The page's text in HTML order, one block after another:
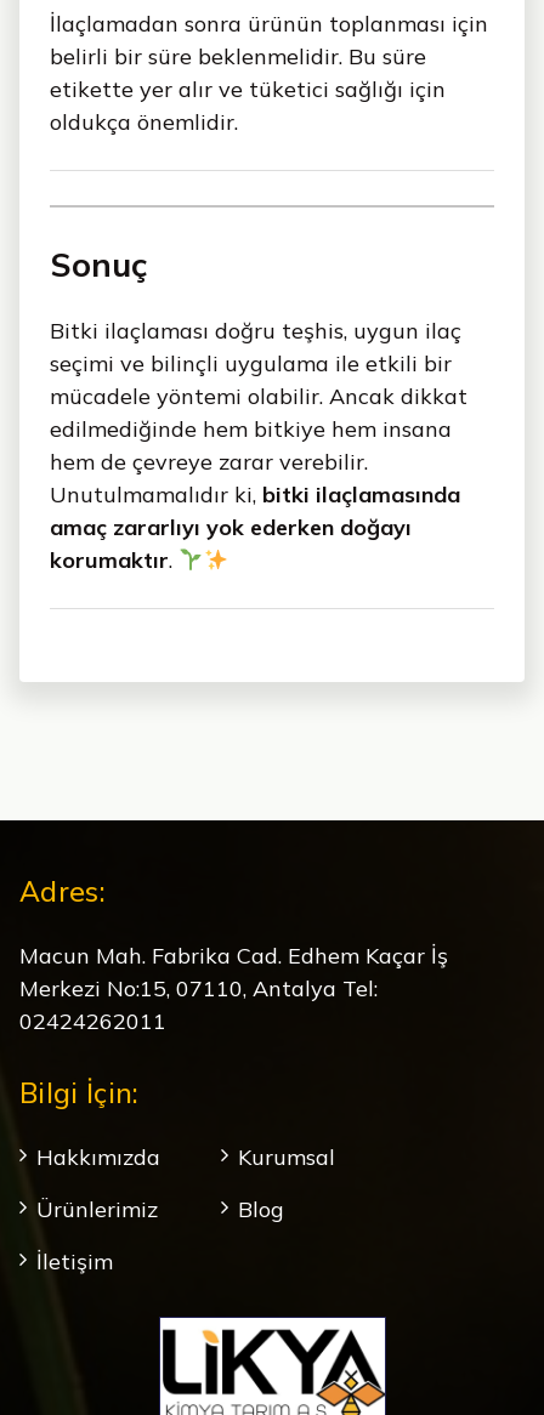
İlaçlamadan sonra ürünün toplanması için
belirli bir süre beklenmelidir. Bu süre
etikette yer alır ve tüketici sağlığı için
oldukça önemlidir.
Sonuç
Bitki ilaçlaması doğru teşhis, uygun ilaç
seçimi ve bilinçli uygulama ile etkili bir
mücadele yöntemi olabilir. Ancak dikkat
edilmediğinde hem bitkiye hem insana
hem de çevreye zarar verebilir.
Unutulmamalıdır ki, bitki ilaçlamasında
amaç zararlıyı yok ederken doğayı
korumaktır.
Adres:
Macun Mah. Fabrika Cad. Edhem Kaçar İş
Merkezi No:15, 07110, Antalya Tel:
02424262011
Bilgi İçin:
Hakkımızda
Kurumsal
Ürünlerimiz
Blog
İletişim